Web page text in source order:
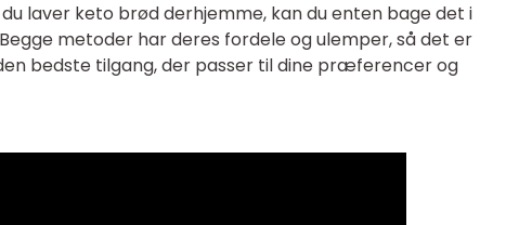
laver keto brød derhjemme, kan du enten bage det i
metoder har deres fordele og ulemper, så det er
bedste tilgang, der passer til dine præferencer og